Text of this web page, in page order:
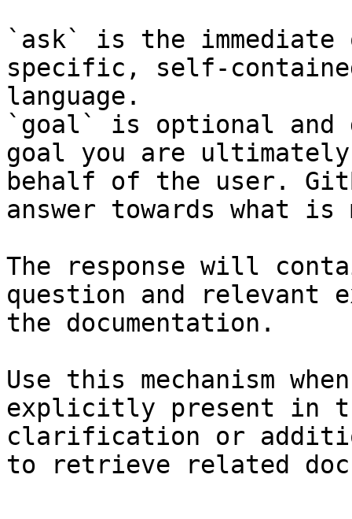
`ask` is the
specific, self-
language.
`goal` is optional and
goal you are
behalf of the user.
answer towards what
The response will
question and relevant
the documentation.
Use this mechanism
explicitly present in
clarification or